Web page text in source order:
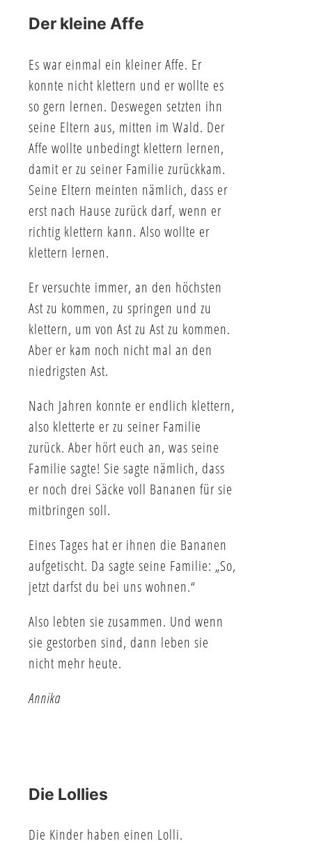
Der kleine Affe
Es war einmal ein kleiner Affe. Er
konnte nicht klettern und er wollte es
so gern lernen. Deswegen setzten ihn
seine Eltern aus, mitten im Wald. Der
Affe wollte unbedingt klettern lernen,
damit er zu seiner Familie zurückkam.
Seine Eltern meinten nämlich, dass er
erst nach Hause zurück darf, wenn er
richtig klettern kann. Also wollte er
klettern lernen.
Er versuchte immer, an den höchsten
Ast zu kommen, zu springen und zu
klettern, um von Ast zu Ast zu kommen.
Aber er kam noch nicht mal an den
niedrigsten Ast.
Nach Jahren konnte er endlich klettern,
also kletterte er zu seiner Familie
zurück. Aber hört euch an, was seine
Familie sagte! Sie sagte nämlich, dass
er noch drei Säcke voll Bananen für sie
mitbringen soll.
Eines Tages hat er ihnen die Bananen
aufgetischt. Da sagte seine Familie: „So,
jetzt darfst du bei uns wohnen.“
Also lebten sie zusammen. Und wenn
sie gestorben sind, dann leben sie
nicht mehr heute.
Annika
Die Lollies
Die Kinder haben einen Lolli.